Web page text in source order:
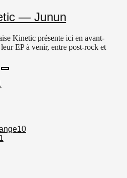
— Junun
Kinetic présente ici en avant-
EP à venir, entre post-rock et
Search
10